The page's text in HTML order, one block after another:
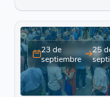
23 de
septiembre
25